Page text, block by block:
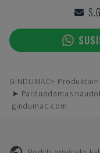
GINDUMAC Produktai
➤ Parduodamas
gindumac.com